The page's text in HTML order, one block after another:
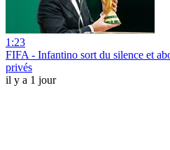
1:23
FIFA - Infantino sort du silence et
privés
il y a 1 jour